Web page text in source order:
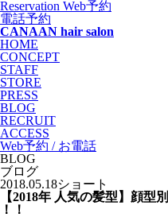
Reservation Web予約
電話予約
CANAAN hair salon
HOME
CONCEPT
STAFF
STORE
PRESS
BLOG
RECRUIT
ACCESS
Web予約 / お電話
BLOG
ブログ
2018.05.18ショート
【2018年 人気の髪型】顔型
！！